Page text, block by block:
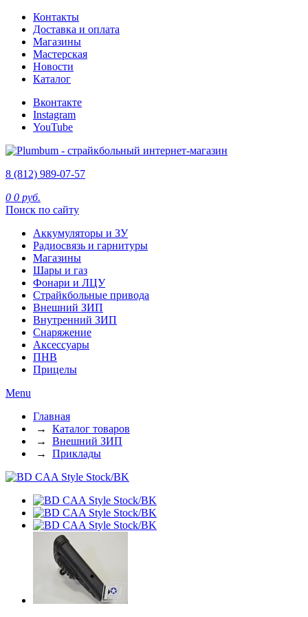
Контакты
Доставка и оплата
Магазины
Мастерская
Новости
Каталог
Вконтакте
Instagram
YouTube
8 (812) 989-07-57
0 0 руб.
Поиск по сайту
Аккумуляторы и ЗУ
Радиосвязь и гарнитуры
Магазины
Шары и газ
Фонари и ЛЦУ
Страйкбольные привода
Внешний ЗИП
Внутренний ЗИП
Снаряжение
Аксессуары
ПНВ
Прицелы
Menu
Главная
→ Каталог товаров
→ Внешний ЗИП
→ Приклады